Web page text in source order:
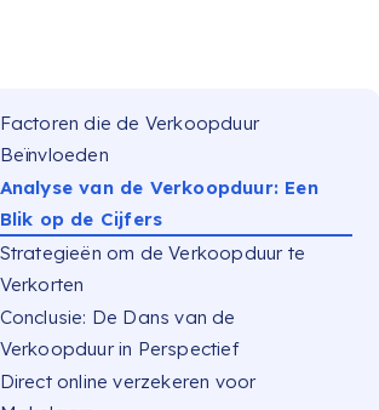
Factoren die de Verkoopduur
Beïnvloeden
Analyse van de Verkoopduur: Een
Blik op de Cijfers
Strategieën om de Verkoopduur te
Verkorten
Conclusie: De Dans van de
Verkoopduur in Perspectief
Direct online verzekeren voor